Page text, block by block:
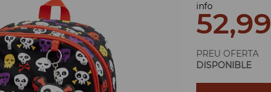
info
52,99
PREU OFERTA
DISPONIBLE